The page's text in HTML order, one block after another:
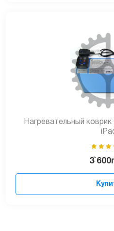
Нагревательный
3`600